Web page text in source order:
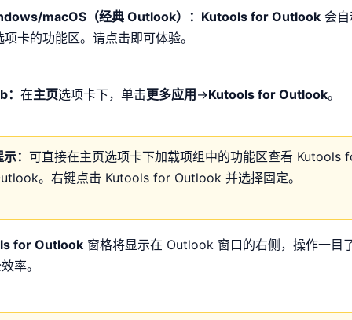
macOS（经典 Outlook）： Kutools for Outlook 会
项卡的功能区。请点击即可体验。
在主页选项卡下，单击更多应用 →Kutools for Outlook。
： 可直接在主页选项卡下加载项组中的功能区查看 Kutools
。右键点击 Kutools for Outlook 并选择固定。
for Outlook 窗格将显示在 Outlook 窗口的右侧，操作一目
率。